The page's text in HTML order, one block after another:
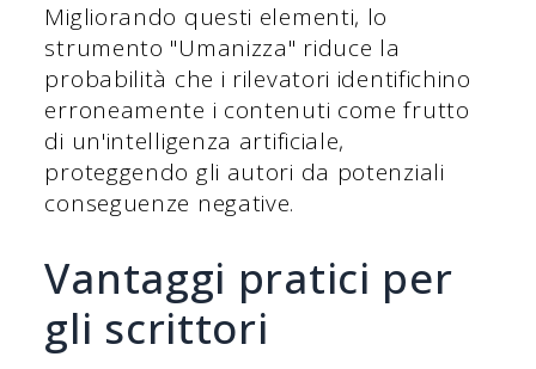
Migliorando questi elementi, lo
strumento "Umanizza" riduce la
probabilità che i rilevatori identifichino
erroneamente i contenuti come frutto
di un'intelligenza artificiale,
proteggendo gli autori da potenziali
conseguenze negative.
Vantaggi pratici per
gli scrittori